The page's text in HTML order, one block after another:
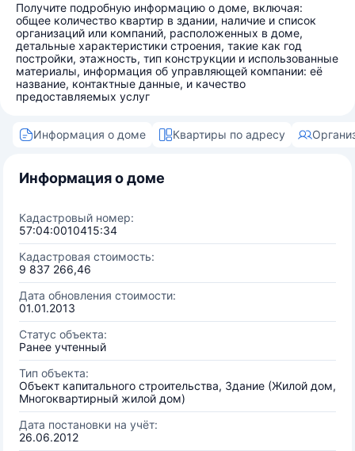
Получите подробную информацию о доме, включая:
общее количество квартир в здании, наличие и список
организаций или компаний, расположенных в доме,
детальные характеристики строения, такие как год
постройки, этажность, тип конструкции и использованные
материалы, информация об управляющей компании: её
название, контактные данные, и качество
предоставляемых услуг
Информация о доме Квартиры по адресу
Информация о доме
Кадастровый номер:
57:04:0010415:34
Кадастровая стоимость:
9 837 266,46
Дата обновления стоимости:
01.01.2013
Статус объекта:
Ранее учтенный
Тип объекта:
Объект капитального строительства, Здание (Жилой дом,
Многоквартирный жилой дом)
Дата постановки на учёт:
26.06.2012